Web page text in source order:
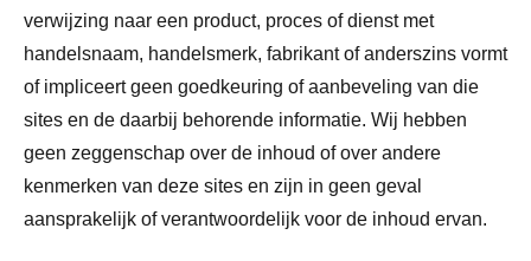
verwijzing naar een product, proces of dienst met
handelsnaam, handelsmerk, fabrikant of anderszins vormt
of impliceert geen goedkeuring of aanbeveling van die
sites en de daarbij behorende informatie. Wij hebben
geen zeggenschap over de inhoud of over andere
kenmerken van deze sites en zijn in geen geval
aansprakelijk of verantwoordelijk voor de inhoud ervan.